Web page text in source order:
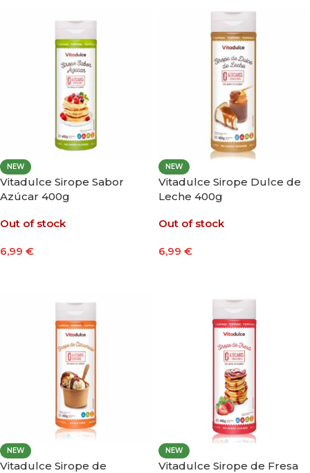
NEW
Vitadulce Sirope Sabor
Azúcar 400g
Out of stock
6,99 €
NEW
Vitadulce Sirope Dulce de
Leche 400g
Out of stock
6,99 €
NEW
Vitadulce Sirope de
NEW
Vitadulce Sirope de Fresa